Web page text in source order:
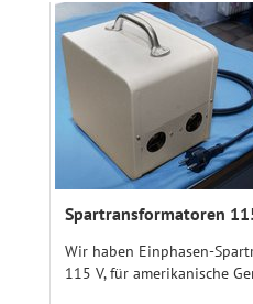
Spartransformatoren
Wir haben Einphasen-
115 V, für amerikanische